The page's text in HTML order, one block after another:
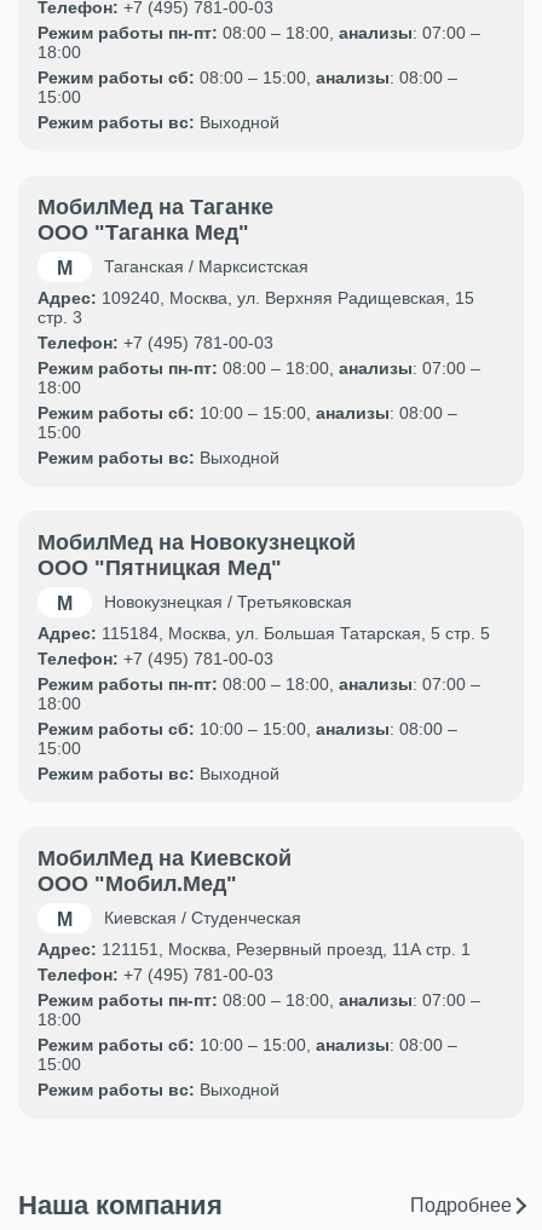
Телефон: +7 (495) 781-00-03
Режим работы пн-пт: 08:00 – 18:00, анализы: 07:00 –
18:00
Режим работы сб: 08:00 – 15:00, анализы: 08:00 –
15:00
Режим работы вс: Выходной
МобилМед на Таганке
ООО "Таганка Мед"
Таганская / Марксистская
Адрес: 109240, Москва, ул. Верхняя Радищевская, 15
стр. 3
Телефон: +7 (495) 781-00-03
Режим работы пн-пт: 08:00 – 18:00, анализы: 07:00 –
18:00
Режим работы сб: 10:00 – 15:00, анализы: 08:00 –
15:00
Режим работы вс: Выходной
МобилМед на Новокузнецкой
ООО "Пятницкая Мед"
Новокузнецкая / Третьяковская
Адрес: 115184, Москва, ул. Большая Татарская, 5 стр. 5
Телефон: +7 (495) 781-00-03
Режим работы пн-пт: 08:00 – 18:00, анализы: 07:00 –
18:00
Режим работы сб: 10:00 – 15:00, анализы: 08:00 –
15:00
Режим работы вс: Выходной
МобилМед на Киевской
ООО "Мобил.Мед"
Киевская / Студенческая
Адрес: 121151, Москва, Резервный проезд, 11А стр. 1
Телефон: +7 (495) 781-00-03
Режим работы пн-пт: 08:00 – 18:00, анализы: 07:00 –
18:00
Режим работы сб: 10:00 – 15:00, анализы: 08:00 –
15:00
Режим работы вс: Выходной
Наша компания Подробнее